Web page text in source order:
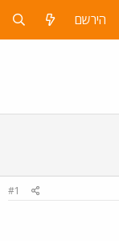
הירשם
#1